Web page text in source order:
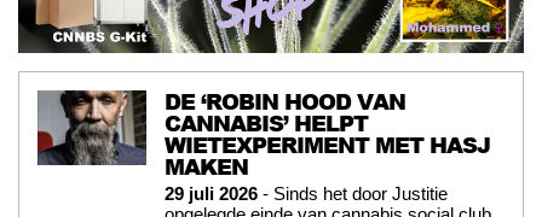
DE ‘ROBIN HOOD VAN
CANNABIS’ HELPT
WIETEXPERIMENT MET HASJ
MAKEN
29 juli 2026 - Sinds het door Justitie